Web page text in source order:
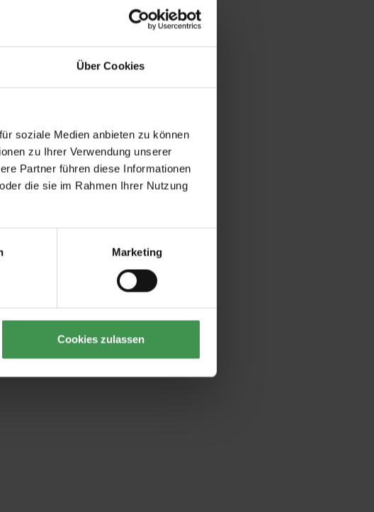
Über Cookies
soziale Medien anbieten zu können
zu Ihrer Verwendung unserer
Partner führen diese Informationen
die sie im Rahmen Ihrer Nutzung
Marketing
Cookies zulassen